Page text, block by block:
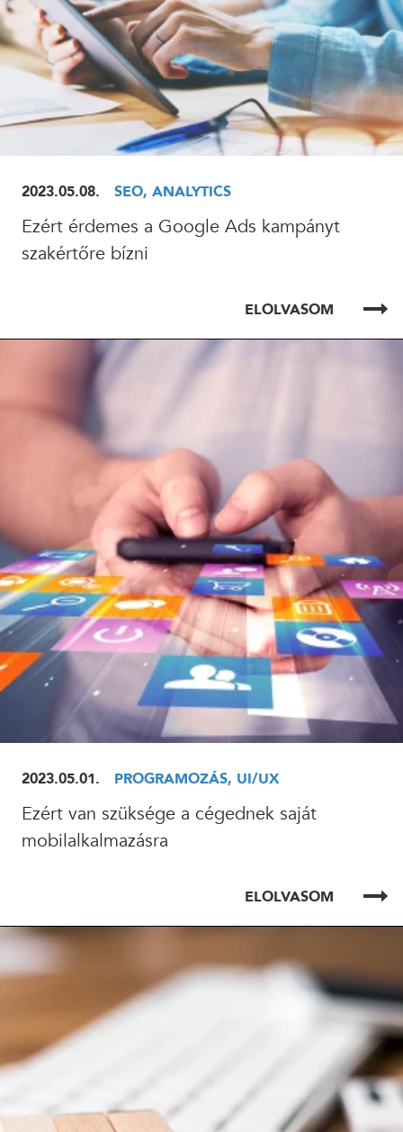
2023.05.08. SEO, ANALYTICS
Ezért érdemes a Google Ads kampányt
szakértőre bízni
ELOLVASOM
ELOLVASOM
2023.05.01. PROGRAMOZÁS, UI/UX
Ezért van szüksége a cégednek saját
mobilalkalmazásra
ELOLVASOM